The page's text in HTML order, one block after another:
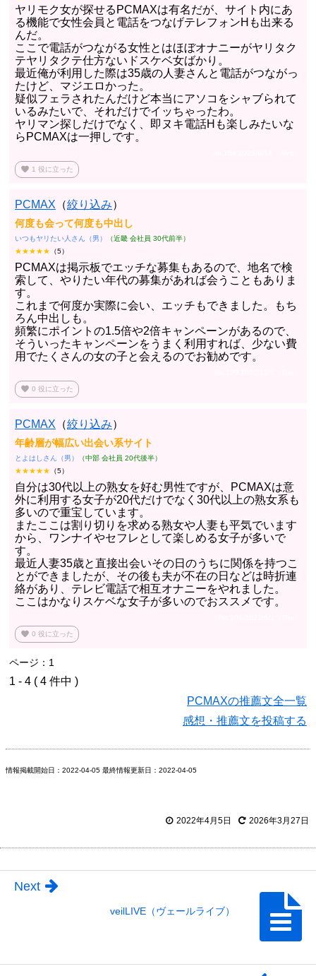
ヤリモク女が探せるPCMAXは有名だが、サイト内にあ
る機能で女性会員と電話をつなげテレフォンHも出来る
んだ。
ここで電話がつながる女性とはほぼオナニーがヤリタク
テヤリタクテ仕方ないドスケベ女ばかり。
最近俺が利用した際は35歳の人妻さんと電話がつながっ
たけど、マジエロかった。
疑似フェラされたんだけど本当にアソコをシャブられて
いるみたいで、それだけでイッちゃったわ。
ヤリマン探しだけでなく、即ヌキ電話Hも楽しみたいな
らPCMAXは一押しです。
favorite 1 役に立った
PCMAX （絞り込み）
何度も会って何度も中出し
いつもヤリたい人さん（男）
（近畿 会社員 30代前半）
★★★★★ （5）
PCMAXは掲示板でエッチな募集もあるので、地名で検
索して、やりたい年代の募集があれば会うこともありま
す。
これまで何度か実際に会い、エッチもできました。もち
ろん中出しも。
頻繁にポイントの1.5倍や2倍キャンペーンがあるので、
そういったキャンペーンをうまく利用すれば、少ない費
用でたくさんの女の子と会えるのでお勧めです。
favorite 0 役に立った
PCMAX （絞り込み）
年齢層が幅広い出会い系サイト
とよはしさん（男）
（中部 会社員 20代後半）
★★★★★ （5）
自分は30代以上の熟女を好む男性ですが、PCMAXは意
外に利用する女子が20代だけでなく30代以上の熟女系も
多いので重宝しています。
またここは割り切りを求める熟女や人妻も平気でいます
から、ワンナイやセフレとして楽しめる女子が多いで
す。
最近人妻35歳と直接出会いその日のうちに関係を持つこ
とができましたが、その後も夫が不在の日などは時折連
絡があり、テレビ電話で相互オナニーをやれました。
ここはかなりスケベな女子が多いのでおススメです。
favorite 0 役に立った
ページ：1
1 - 4 ( 4 件中 )
PCMAXの推薦文全一覧
感想・推薦文を投稿する
情報掲載開始日：2022-04-05 最終情報更新日：2022-04-05
2022年4月5日 2026年3月27日
veilLIVE（ヴェールライブ）
Next